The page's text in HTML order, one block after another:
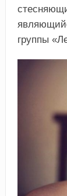
группы